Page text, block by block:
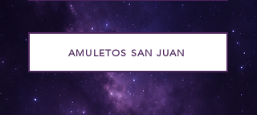
AMULETOS SAN JUAN